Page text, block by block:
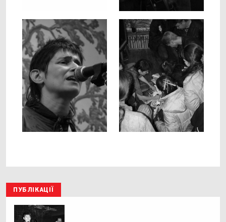
ПУБЛІКАЦІЇ